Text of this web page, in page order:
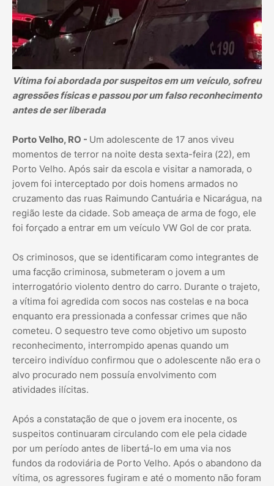
Vítima foi abordada por suspeitos em um veículo, sofreu
agressões físicas e passou por um falso reconhecimento
antes de ser liberada
Porto Velho, RO - Um adolescente de 17 anos viveu
momentos de terror na noite desta sexta-feira (22), em
Porto Velho. Após sair da escola e visitar a namorada, o
jovem foi interceptado por dois homens armados no
cruzamento das ruas Raimundo Cantuária e Nicarágua, na
região leste da cidade. Sob ameaça de arma de fogo, ele
foi forçado a entrar em um veículo VW Gol de cor prata.
Os criminosos, que se identificaram como integrantes de
uma facção criminosa, submeteram o jovem a um
interrogatório violento dentro do carro. Durante o trajeto,
a vítima foi agredida com socos nas costelas e na boca
enquanto era pressionada a confessar crimes que não
cometeu. O sequestro teve como objetivo um suposto
reconhecimento, interrompido apenas quando um
terceiro indivíduo confirmou que o adolescente não era o
alvo procurado nem possuía envolvimento com
atividades ilícitas.
Após a constatação de que o jovem era inocente, os
suspeitos continuaram circulando com ele pela cidade
por um período antes de libertá-lo em uma via nos
fundos da rodoviária de Porto Velho. Após o abandono da
vítima, os agressores fugiram e até o momento não foram